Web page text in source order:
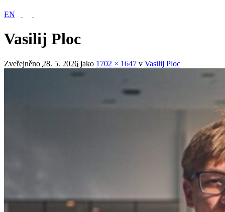
EN
Vasilij Ploc
Zveřejněno 28. 5. 2026 jako 1702 × 1647 v Vasilij Ploc